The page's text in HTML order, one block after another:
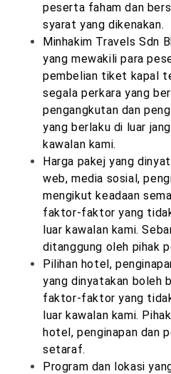
peserta faham dan
syarat yang dikenakan.
Minhakim Travels Sdn
yang mewakili para
pembelian tiket kapal
segala perkara yang
pengangkutan dan
yang berlaku di luar
kawalan kami.
Harga pakej yang
web, media sosial,
mengikut keadaan
faktor-faktor yang
luar kawalan kami.
ditanggung oleh pihak
Pilihan hotel,
yang dinyatakan boleh
faktor-faktor yang
luar kawalan kami.
hotel, penginapan dan
setaraf.
Program dan lokasi